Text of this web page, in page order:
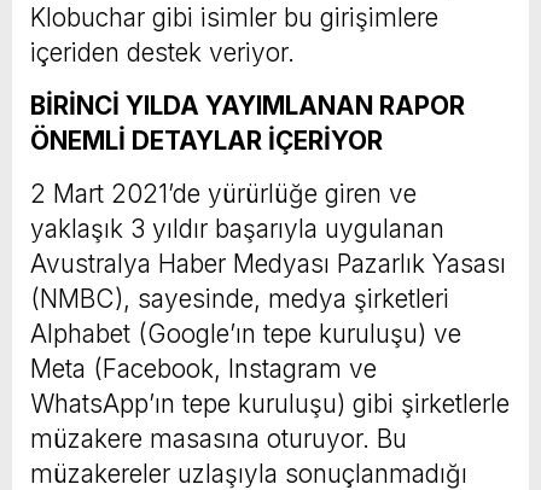
Klobuchar gibi isimler bu girişimlere
içeriden destek veriyor.
BİRİNCİ YILDA YAYIMLANAN RAPOR
ÖNEMLİ DETAYLAR İÇERİYOR
2 Mart 2021’de yürürlüğe giren ve
yaklaşık 3 yıldır başarıyla uygulanan
Avustralya Haber Medyası Pazarlık Yasası
(NMBC), sayesinde, medya şirketleri
Alphabet (Google’ın tepe kuruluşu) ve
Meta (Facebook, Instagram ve
WhatsApp’ın tepe kuruluşu) gibi şirketlerle
müzakere masasına oturuyor. Bu
müzakereler uzlaşıyla sonuçlanmadığı